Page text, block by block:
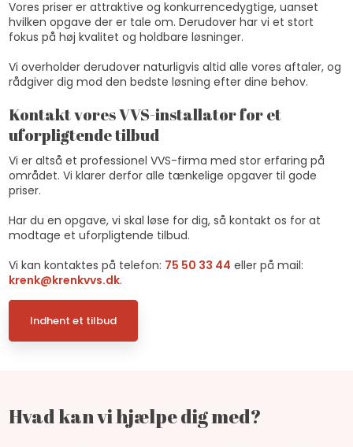
​Vores priser er attraktive og konkurrencedygtige, uanset
hvilken opgave der er tale om. Derudover har vi et stort
fokus på høj kvalitet og holdbare løsninger.​
Vi overholder derudover naturligvis altid alle vores aftaler, og
rådgiver dig mod den bedste løsning efter dine behov.
Kontakt vores VVS-installatør for et
uforpligtende tilbud
Vi er altså et professionel VVS-firma med stor erfaring på
området. Vi klarer derfor alle tænkelige opgaver til gode
priser.
Har du en opgave, vi skal løse for dig, så kontakt os for at
modtage et uforpligtende tilbud.
Vi kan kontaktes på telefon: 75 50 33 44 eller på mail:
krenk@krenkvvs.dk.​
Indhent et tilbud
Hvad kan vi hjælpe dig med?